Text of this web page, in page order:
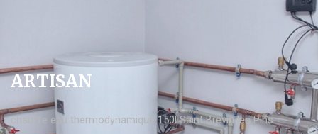
ARTISAN
chauffe eau thermodynamique 150l Saint Brevin les Pins